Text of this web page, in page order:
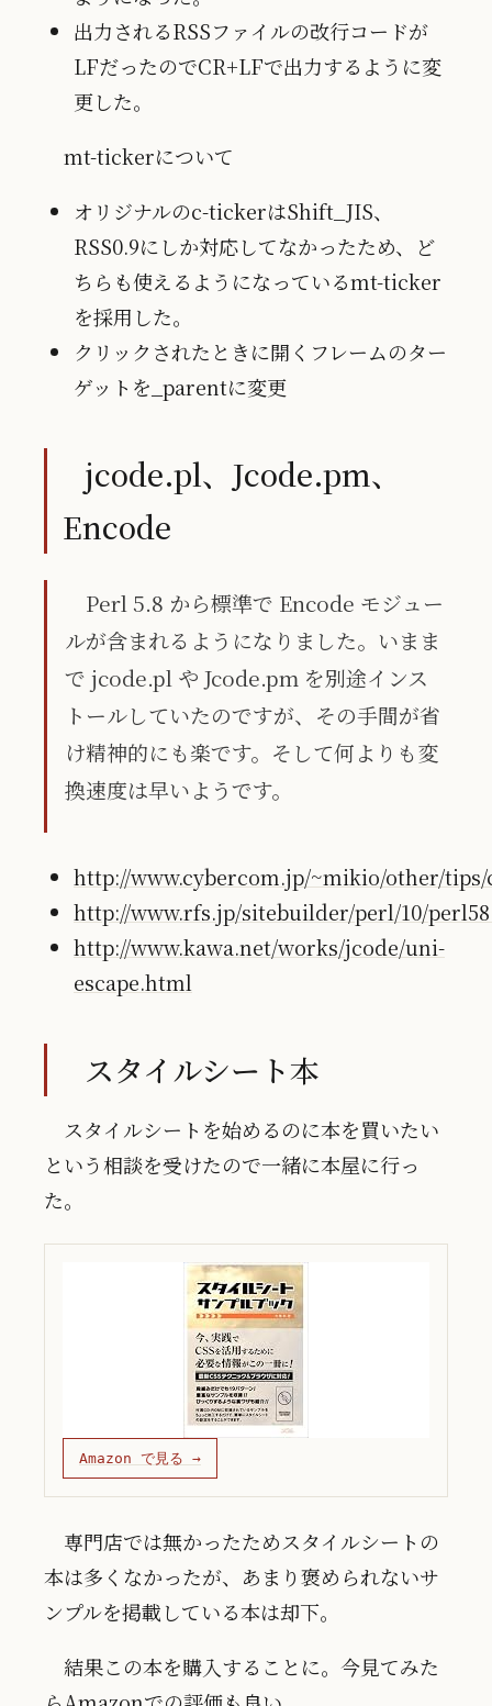
出力されるRSSファイルの改行コードが
LFだったのでCR+LFで出力するように変
更した。
mt-tickerについて
オリジナルのc-tickerはShift_JIS、
RSS0.9にしか対応してなかったため、ど
ちらも使えるようになっているmt-ticker
を採用した。
クリックされたときに開くフレームのター
ゲットを_parentに変更
jcode.pl、Jcode.pm、
Encode
Perl 5.8 から標準で Encode モジュー
ルが含まれるようになりました。いまま
で jcode.pl や Jcode.pm を別途インス
トールしていたのですが、その手間が省
け精神的にも楽です。そして何よりも変
換速度は早いようです。
http://www.cybercom.jp/~mikio/other/
http://www.rfs.jp/sitebuilder/perl/10/
http://www.kawa.net/works/jcode/uni-
escape.html
スタイルシート本
スタイルシートを始めるのに本を買いたい
という相談を受けたので一緒に本屋に行っ
た。
Amazon で見る →
専門店では無かったためスタイルシートの
本は多くなかったが、あまり褒められないサ
ンプルを掲載している本は却下。
結果この本を購入することに。今見てみた